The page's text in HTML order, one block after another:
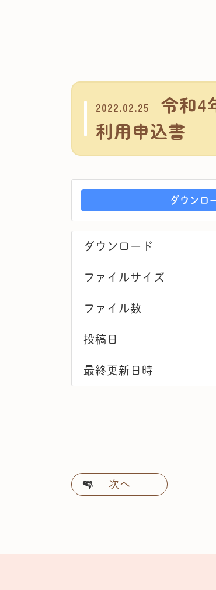
2022.02.25
令和4
利用申込書
ダウンロ
ダウンロード
ファイルサイズ
ファイル数
投稿日
最終更新日時
次へ